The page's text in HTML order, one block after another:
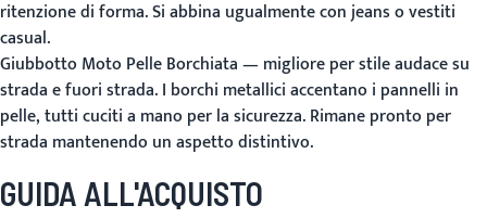
ritenzione di forma. Si abbina ugualmente con jeans o vestiti
casual.
Giubbotto Moto Pelle Borchiata— migliore per stile audace su
strada e fuori strada. I borchi metallici accentano i pannelli in
pelle, tutti cuciti a mano per la sicurezza. Rimane pronto per
strada mantenendo un aspetto distintivo.
GUIDA ALL'ACQUISTO